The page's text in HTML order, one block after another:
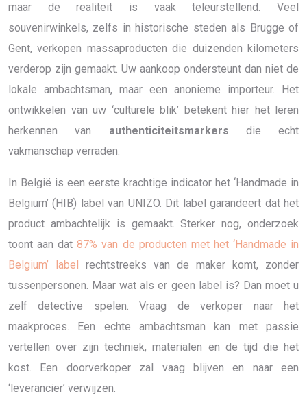
maar de realiteit is vaak teleurstellend. Veel
souvenirwinkels, zelfs in historische steden als Brugge of
Gent, verkopen massaproducten die duizenden kilometers
verderop zijn gemaakt. Uw aankoop ondersteunt dan niet de
lokale ambachtsman, maar een anonieme importeur. Het
ontwikkelen van uw ‘culturele blik’ betekent hier het leren
herkennen van authenticiteitsmarkers die echt
vakmanschap verraden.
In België is een eerste krachtige indicator het ‘Handmade in
Belgium’ (HIB) label van UNIZO. Dit label garandeert dat het
product ambachtelijk is gemaakt. Sterker nog, onderzoek
toont aan dat87% van de producten met het ‘Handmade in
Belgium’ label
rechtstreeks van de maker komt, zonder
tussenpersonen. Maar wat als er geen label is? Dan moet u
zelf detective spelen. Vraag de verkoper naar het
maakproces. Een echte ambachtsman kan met passie
vertellen over zijn techniek, materialen en de tijd die het
kost. Een doorverkoper zal vaag blijven en naar een
‘leverancier’ verwijzen.